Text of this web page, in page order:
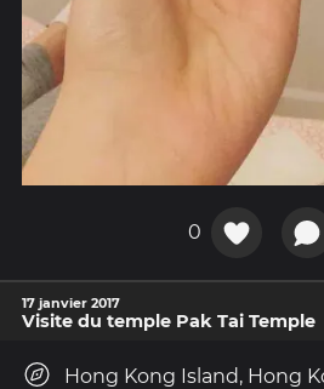
0
17 janvier 2017
Visite du temple Pak Tai Temple
Hong Kong Island, Hong